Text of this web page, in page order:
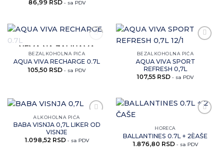
86,99 RSD - sa PDV
Zaprati
artikal
NEMA NA ZALIHAMA
BEZALKOHOLNA PIĆA
AQUA VIVA RECHARGE 0.7L
105,50 RSD - sa PDV
artikal
BEZALKOHOLNA PIĆA
AQUA VIVA SPORT
REFRESH 0,7L
107,55 RSD - sa PDV
ovaj
ALKOHOLNA PIĆA
BABA VISNJA 0,7L LIKER OD
VISNJE
1.098,52 RSD - sa PDV
artikal
HORECA
BALLANTINES 0.7L + 2ÈAŠE
1.876,80 RSD - sa PDV